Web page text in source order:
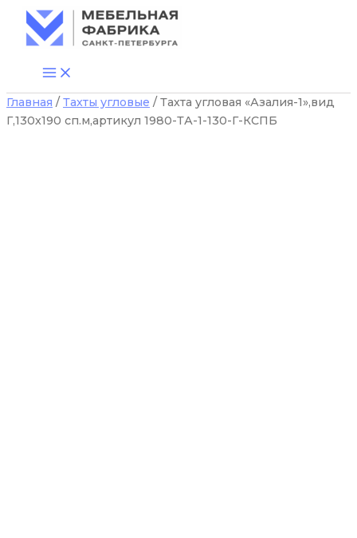
Перейти
содержимому
Главная / Тахты угловые / Тахта угловая «Азалия-1»,вид
Г,130х190 сп.м,артикул 1980-ТА-1-130-Г-КСПБ
Количество
товара